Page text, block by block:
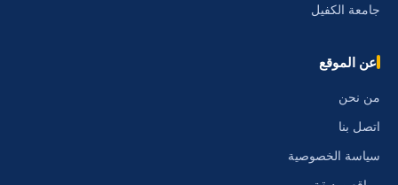
جامعة الكفيل
عن الموقع
من نحن
اتصل بنا
سياسة الخصوصية